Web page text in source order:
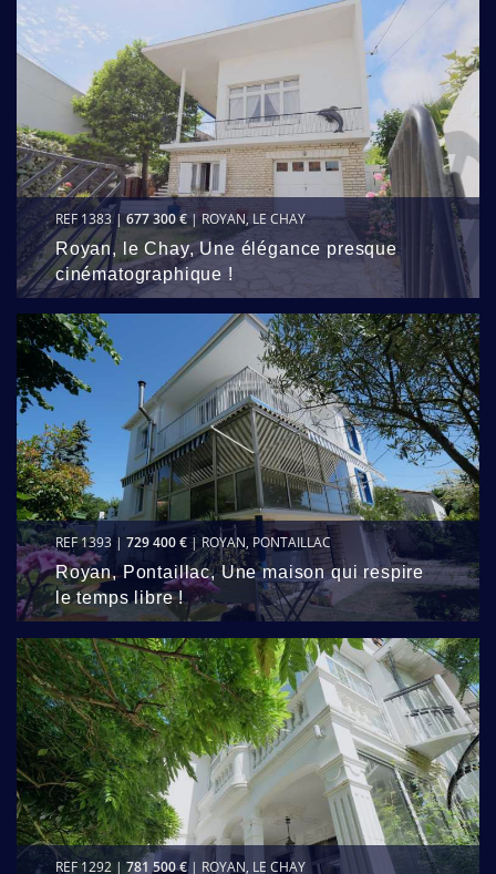
REF 1383 |677 300 €| ROYAN, LE CHAY
Royan, le Chay, Une élégance presque
cinématographique !
REF 1393 | 729 400 €| ROYAN, PONTAILLAC
Royan, Pontaillac, Une maison qui respire
le temps libre !
REF 1292 |781 500 €| ROYAN, LE CHAY